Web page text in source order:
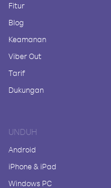
Fitur
Blog
Keamanan
Viber Out
Tarif
Dukungan
UNDUH
Android
iPhone & iPad
Windows PC